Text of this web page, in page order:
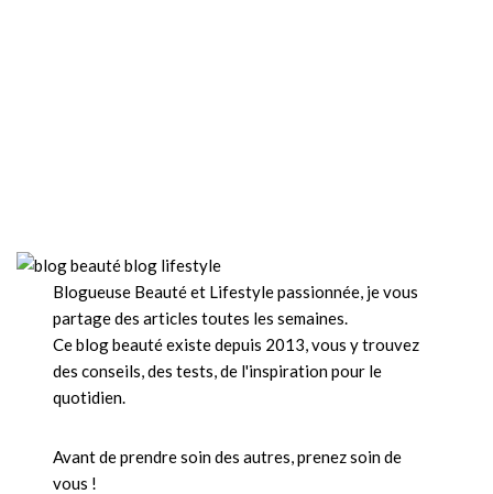
Blogueuse Beauté et Lifestyle passionnée, je vous
partage des articles toutes les semaines.
Ce blog beauté existe depuis 2013, vous y trouvez
des conseils, des tests, de l'inspiration pour le
quotidien.
Avant de prendre soin des autres, prenez soin de
vous !